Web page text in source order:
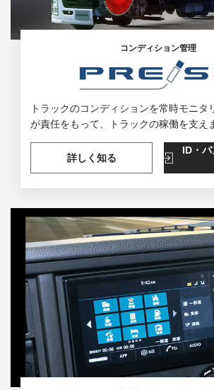
コンディション管理
トラックのコンディションを常時モニタ
が責任をもって、トラックの稼働を支え
詳しく知る
ID・